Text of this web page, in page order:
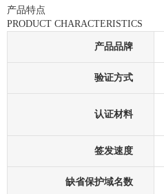
产品特点
PRODUCT CHARACTERISTICS
产品品牌
验证方式
认证材料
签发速度
缺省保护域名数